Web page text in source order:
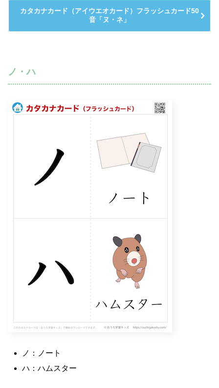
カタカナカード（アイウエオカード）フラッシュカード50
音「ヌ・ネ」
ノ・ハ
ノ：ノート
ハ：ハムスター